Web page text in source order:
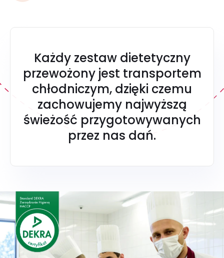
Każdy zestaw dietetyczny
przewożony jest transportem
chłodniczym, dzięki czemu
zachowujemy najwyższą
świeżość przygotowywanych
przez nas dań.